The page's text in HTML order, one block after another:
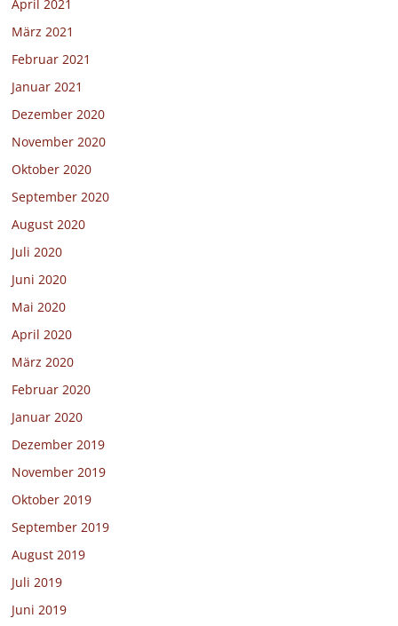
April 2021
März 2021
Februar 2021
Januar 2021
Dezember 2020
November 2020
Oktober 2020
September 2020
August 2020
Juli 2020
Juni 2020
Mai 2020
April 2020
März 2020
Februar 2020
Januar 2020
Dezember 2019
November 2019
Oktober 2019
September 2019
August 2019
Juli 2019
Juni 2019